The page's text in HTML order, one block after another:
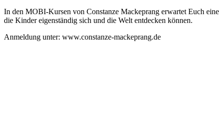
In den MOBI-Kursen von Constanze Mackeprang erwartet Euch
die Kinder eigenständig sich und die Welt entdecken können.
Anmeldung unter: www.constanze-mackeprang.de